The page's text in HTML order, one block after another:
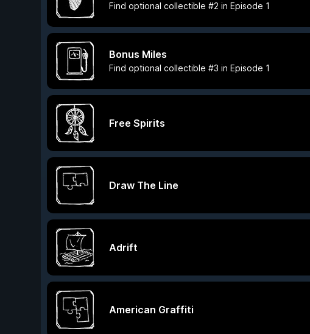
Find optional collectible #2 in Episode 1
Bonus Miles
Find optional collectible #3 in Episode 1
Free Spirits
Draw The Line
Adrift
American Graffiti